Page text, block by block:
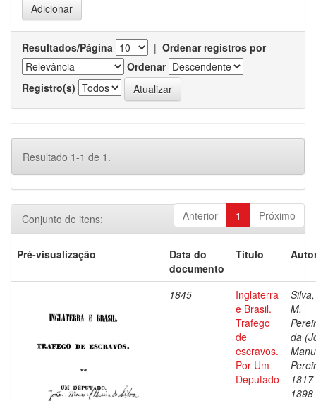
Resultados/Página | Ordenar registros por
Ordenar
Registro(s)
Resultado 1-1 de 1.
Anterior 1 Próximo
Conjunto de itens:
Pré-visualização
Data do
documento
Título
1845
Inglaterra
e Brasil.
Trafego
de
escravos.
Por Um
Deputado
M.
da
1817-
1898